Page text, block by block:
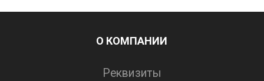
О КОМПАНИИ
Реквизиты